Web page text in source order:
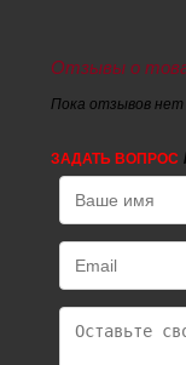
Отзывы о
Пока отзывов нет
ЗАДАТЬ ВОПРОС